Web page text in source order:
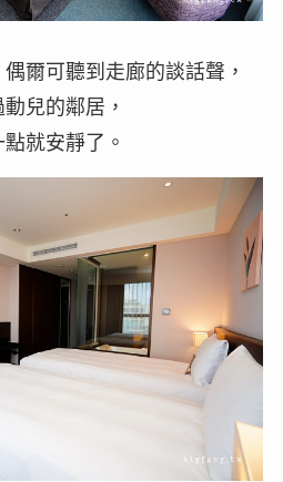
爾可聽到走廊的談話聲，
兒的鄰居，
就安靜了。